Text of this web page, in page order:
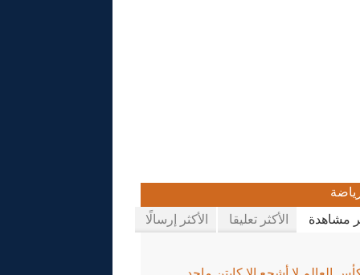
مشاهدة الأكثر تعليقا الأكثر إرسالًا